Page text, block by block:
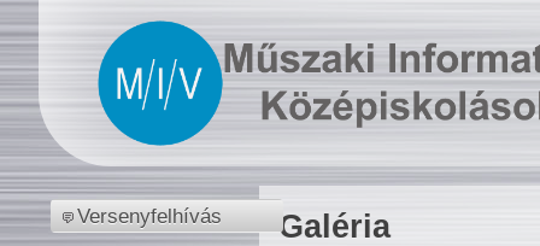
Versenyfelhívás Galéria